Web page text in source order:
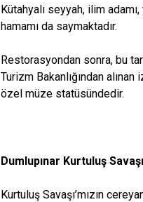
Kütahyalı seyyah, ilim
hamamı da saymaktadır.
Restorasyondan sonra, bu
Turizm Bakanlığından
özel müze statüsündedir.
Dumlupınar Kurtuluş
Kurtuluş Savaşı’mızın